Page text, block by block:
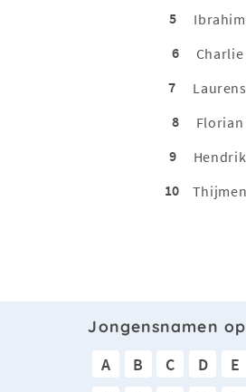
5
Ibrahim
6
Charlie
7
Laurens
8
Florian
9
Hendrik
10
Thijmen
Jongensnamen
A B C D E